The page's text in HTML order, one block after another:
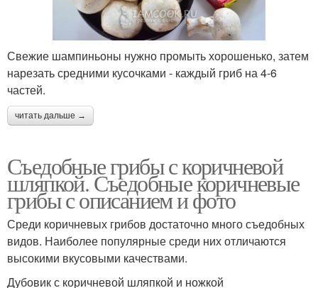
Свежие шампиньоны нужно промыть хорошенько, затем
нарезать средними кусочками - каждый гриб на 4-6
частей.
читать дальше →
Съедобные грибы с коричневой
шляпкой. Съедобные коричневые
грибы с описанием и фото
Среди коричневых грибов достаточно много съедобных
видов. Наиболее популярные среди них отличаются
высокими вкусовыми качествами.
Дубовик с коричневой шляпкой и ножкой